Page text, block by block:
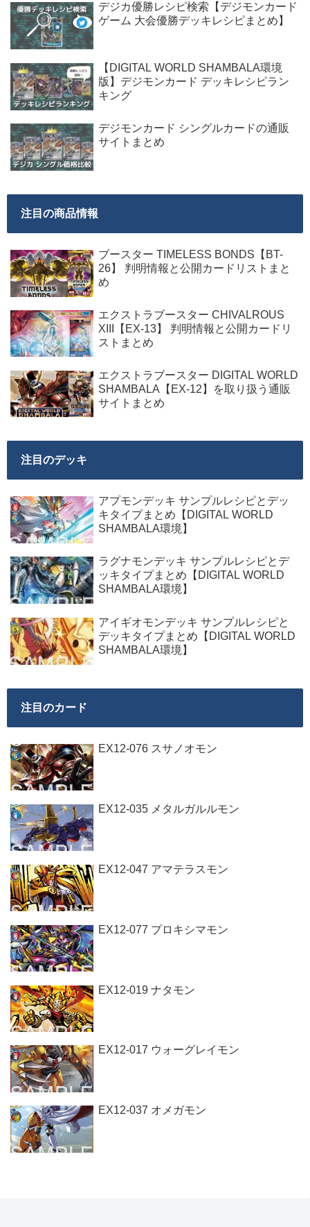
デジカ優勝レシピ検索【デジモンカード
ゲーム 大会優勝デッキレシピまとめ】
【DIGITAL WORLD SHAMBALA環境
版】デジモンカード デッキレシピラン
キング
デジモンカード シングルカードの通販
サイトまとめ
注目の商品情報
ブースター TIMELESS BONDS【BT-
26】 判明情報と公開カードリストまと
め
エクストラブースター CHIVALROUS
XIII【EX-13】 判明情報と公開カードリ
ストまとめ
エクストラブースター DIGITAL WORLD
SHAMBALA【EX-12】を取り扱う通販
サイトまとめ
注目のデッキ
アプモンデッキ サンプルレシピとデッ
キタイプまとめ【DIGITAL WORLD
SHAMBALA環境】
ラグナモンデッキ サンプルレシピとデ
ッキタイプまとめ【DIGITAL WORLD
SHAMBALA環境】
アイギオモンデッキ サンプルレシピと
デッキタイプまとめ【DIGITAL WORLD
SHAMBALA環境】
注目のカード
EX12-076 スサノオモン
EX12-035 メタルガルルモン
EX12-047 アマテラスモン
EX12-077 プロキシマモン
EX12-019 ナタモン
EX12-017 ウォーグレイモン
EX12-037 オメガモン